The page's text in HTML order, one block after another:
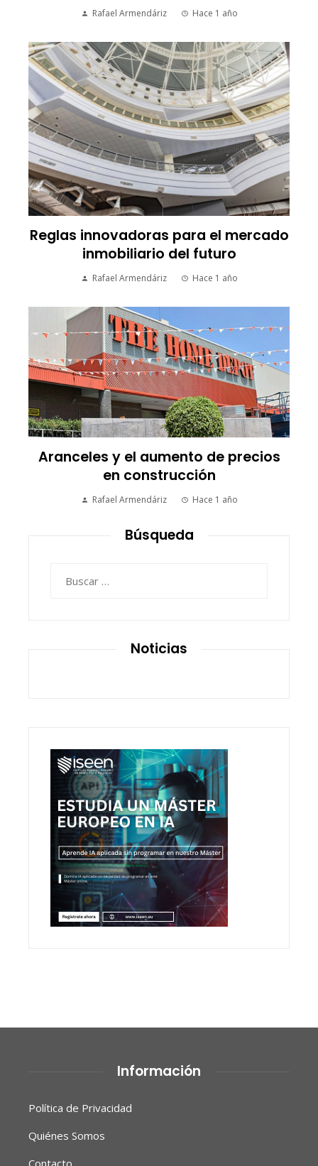
Rafael Armendáriz Hace 1 año
Reglas innovadoras para el mercado
inmobiliario del futuro
Rafael Armendáriz Hace 1 año
Aranceles y el aumento de precios
en construcción
Rafael Armendáriz Hace 1 año
Búsqueda
Noticias
Información
Política de Privacidad
Quiénes Somos